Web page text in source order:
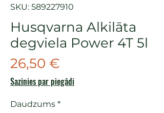
SKU: 589227910
Husqvarna Alkilāta
degviela Power 4T 5l
26,50 €
Sazinies par piegādi
Daudzums *